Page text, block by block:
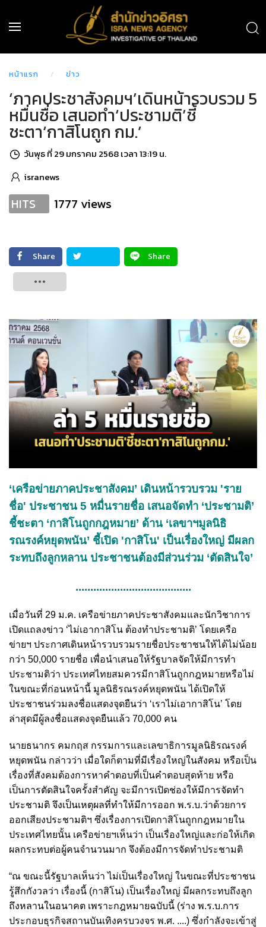
หน้าแรก ข่าว
‘ภาคประชาสังคมฯ’เดินหน้ารวบรวม 5
หมื่นชื่อ เสนอทำ‘ประชามติ’ชี้
ชะตา‘กาสิโนถูก กม.’
วันพุธ ที่ 29 มกราคม 2568 เวลา 13:19 น.
isranews
HITS 1777 views
Share
Share
‘เครือข่ายภาคประชาสังคม’ เดินหน้ารวบรวม 'ราย
ชื่อ' ประชาชน 5 หมื่นรายชื่อ เสนอจัดทำ ‘ประชามติ’
ชี้ชะตา ‘กาสิโนถูกกฎหมาย’ ด้าน ‘เลขาฯมูลนิธิ
รณรงค์หยุดพนัน’ ชี้เปิด 'กาสิโน' เป็นเรื่องใหญ่ มีผลก
ระทบถึงลูกหลาน ประชาชนต้องมีส่วนร่วม ‘ตัดสินใจ’
.......................................
เมื่อวันที่ 29 ม.ค. เครือข่ายภาคประชาสังคมและนักวิชาการ
เปิดแถลงข่าว ‘ไม่เอากาสิโน ต้องทำประชามติ’ โดยเครือ
ข่ายฯ ประกาศเดินหน้ารวบรวมรายชื่อประชาชนให้ได้ไม่น้อย
กว่า 50,000 รายชื่อ เพื่อนำเสนอให้รัฐบาลจัดให้มีการทำ
ประชามติว่า ประเทศไทยสมควรมีกาสิโนถูกกฎหมายหรือไม่
ในขณะที่ก่อนหน้านี้ มูลนิธิรณรงค์หยุดพนัน ได้เปิดให้
ประชาชนร่วมลงชื่อแสดงจุดยืนว่า ‘เราไม่เอากาสิโน’ โดย
ล่าสุดมีผู้ลงชื่อแสดงจุดยืนแล้ว 70,000 คน
นายธนากร คมกฤส กรรมการและเลขาธิการมูลนิธิรณรงค์
หยุดพนัน กล่าวว่า เมื่อใดก็ตามที่มีเรื่องใหญ่ในสังคม หรือเป็น
เรื่องที่สังคมต้องการหาคำตอบที่เป็นคำตอบสุดท้าย หรือ
เป็นการตัดสินใจครั้งสำคัญ จะมีการเปิดช่องให้มีการจัดทำ
ประชามติ จึงเป็นเหตุผลที่ทำให้มีการออก พ.ร.บ.ว่าด้วยการ
ออกเสียงประชามติฯ ซึ่งเรื่องการเปิดกาสิโนถูกกฎหมายใน
ประเทศไทยนั้น เครือข่ายฯเห็นว่า เป็นเรื่องใหญ่และก่อให้เกิด
ผลกระทบต่อผู้คนจำนวนมาก จึงต้องมีการจัดทำประชามติ
“ณ ขณะนี้รัฐบาลเห็นว่า ไม่เป็นเรื่องใหญ่ ในขณะที่ประชาชน
รู้สึกกังวลว่า เรื่องนี้ (กาสิโน) เป็นเรื่องใหญ่ มีผลกระทบถึงลูก
ถึงหลานในอนาคต เพราะกฎหมายฉบับนี้ (ร่าง พ.ร.บ.การ
ประกอบธุรกิจสถานบันเทิงครบวงจร พ.ศ. ....) ซึ่งกำลังจะเข้าสู่